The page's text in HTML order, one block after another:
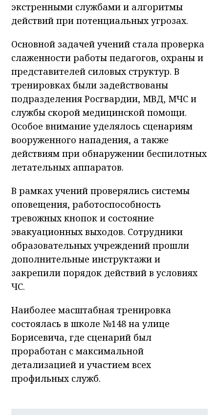
экстренными службами и алгоритмы
действий при потенциальных угрозах.
Основной задачей учений стала проверка
слаженности работы педагогов, охраны и
представителей силовых структур. В
тренировках были задействованы
подразделения Росгвардии, МВД, МЧС и
службы скорой медицинской помощи.
Особое внимание уделялось сценариям
вооруженного нападения, а также
действиям при обнаружении беспилотных
летательных аппаратов.
В рамках учений проверялись системы
оповещения, работоспособность
тревожных кнопок и состояние
эвакуационных выходов. Сотрудники
образовательных учреждений прошли
дополнительные инструктажи и
закрепили порядок действий в условиях
ЧС.
Наиболее масштабная тренировка
состоялась в школе №148 на улице
Борисевича, где сценарий был
проработан с максимальной
детализацией и участием всех
профильных служб.